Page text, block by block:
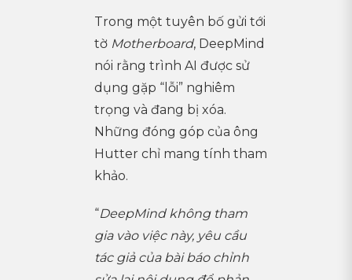
Trong một tuyên bố gửi tới
tờ Motherboard, DeepMind
nói rằng trình AI được sử
dụng gặp “lỗi” nghiêm
trọng và đang bị xóa.
Những đóng góp của ông
Hutter chỉ mang tính tham
khảo.
“DeepMind không tham
gia vào việc này, yêu cầu
tác giả của bài báo chỉnh